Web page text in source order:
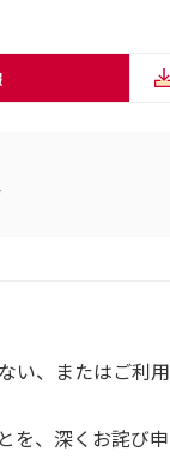
、またはご利
、深くお詫び申